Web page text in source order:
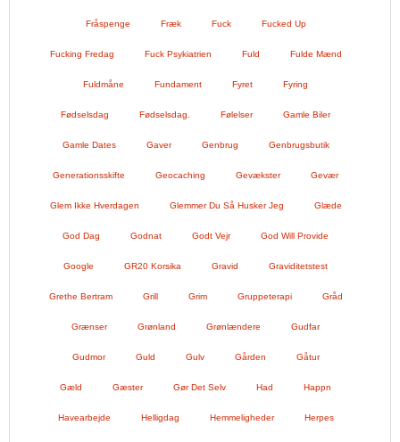
Fråspenge Fræk Fuck Fucked Up
Fucking Fredag Fuck Psykiatrien Fuld Fulde Mænd
Fuldmåne Fundament Fyret Fyring
Fødselsdag Fødselsdag. Følelser Gamle Biler
Gamle Dates Gaver Genbrug Genbrugsbutik
Generationsskifte Geocaching Gevækster Gevær
Glem Ikke Hverdagen Glemmer Du Så Husker Jeg Glæde
God Dag Godnat Godt Vejr God Will Provide
Google GR20 Korsika Gravid Graviditetstest
Grethe Bertram Grill Grim Gruppeterapi Gråd
Grænser Grønland Grønlændere Gudfar
Gudmor Guld Gulv Gården Gåtur
Gæld Gæster Gør Det Selv Had Happn
Havearbejde Helligdag Hemmeligheder Herpes